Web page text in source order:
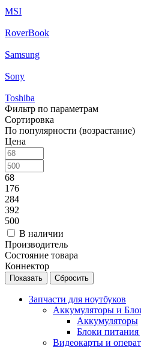
MSI
RoverBook
Samsung
Sony
Toshiba
Фильтр по параметрам
Сортировка
По популярности (возрастание)
Цена
68
176
284
392
500
В наличии
Производитель
Состояние товара
Коннектор
Сбросить
Запчасти для ноутбуков
Аккумуляторы и
Аккумуляторы
Блоки питания
Видеокарты и